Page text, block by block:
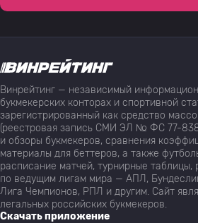
Винрейтинг — независимый
букмекерских конторах и спортивной
зарегистрированный как средство
(реестровая запись СМИ ЭЛ № ФС 77-
и обзоры букмекеров, сравнения
материалы для беттеров, а также
расписание матчей, турнирные таблицы,
по ведущим лигам мира — АПЛ,
Лига Чемпионов, РПЛ и другим. Сайт
легальных российских букмекеров.
Скачать приложение